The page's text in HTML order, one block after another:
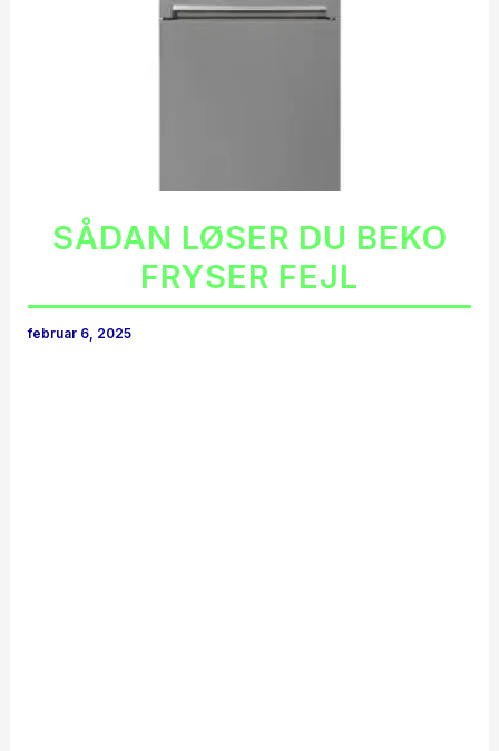
SÅDAN LØSER DU BEKO
FRYSER FEJL
februar 6, 2025